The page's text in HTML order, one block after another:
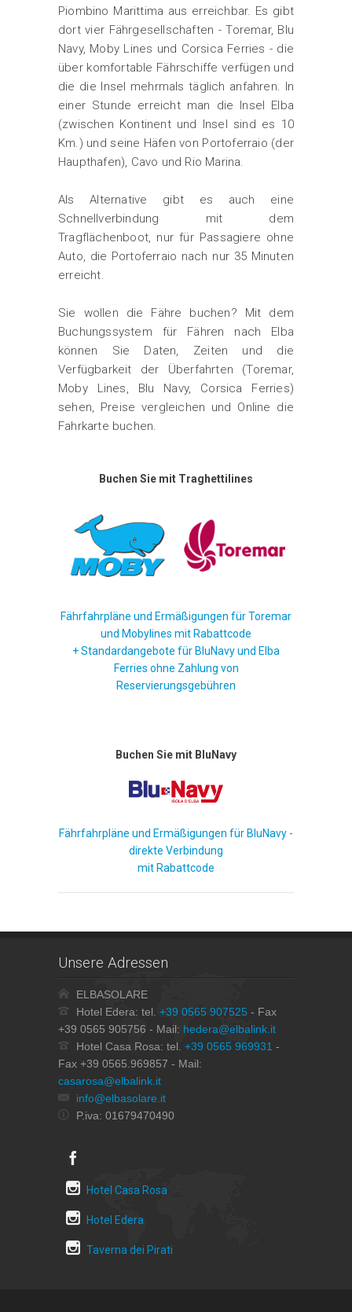
Piombino Marittima aus erreichbar. Es gibt
dort vier Fährgesellschaften - Toremar, Blu
Navy, Moby Lines und Corsica Ferries - die
über komfortable Fährschiffe verfügen und
die die Insel mehrmals täglich anfahren. In
einer Stunde erreicht man die Insel Elba
(zwischen Kontinent und Insel sind es 10
Km.) und seine Häfen von Portoferraio (der
Haupthafen), Cavo und Rio Marina.
Als Alternative gibt es auch eine
Schnellverbindung mit dem
Tragflächenboot, nur für Passagiere ohne
Auto, die Portoferraio nach nur 35 Minuten
erreicht.
Sie wollen die Fähre buchen? Mit dem
Buchungssystem für Fähren nach Elba
können Sie Daten, Zeiten und die
Verfügbarkeit der Überfahrten (Toremar,
Moby Lines, Blu Navy, Corsica Ferries)
sehen, Preise vergleichen und Online die
Fahrkarte buchen.
Buchen Sie mit Traghettilines
Fährfahrpläne und Ermäßigungen für Toremar
und Mobylines mit Rabattcode
+ Standardangebote für BluNavy und Elba
Ferries ohne Zahlung von
Reservierungsgebühren
Buchen Sie mit BluNavy
Fährfahrpläne und Ermäßigungen für BluNavy -
direkte Verbindung
mit Rabattcode
Unsere Adressen
ELBASOLARE
Hotel Edera: tel. +39 0565 907525 - Fax
+39 0565 905756 - Mail: hedera@elbalink.it
Hotel Casa Rosa: tel. +39 0565 969931 -
Fax +39 0565.969857 - Mail:
casarosa@elbalink.it
info@elbasolare.it
P.iva: 01679470490
Hotel Casa Rosa
Hotel Edera
Taverna dei Pirati